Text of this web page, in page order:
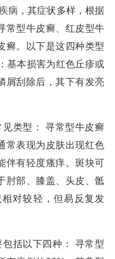
病，其症状多样，根据
常型牛皮癣、红皮型牛
癣。以下是这四种类型
基本损害为红色丘疹或
屑刮除后，其下有发亮
类型： 寻常型牛皮癣
常表现为皮肤出现红色
伴有轻度瘙痒。斑块可
肘部、膝盖、头皮、骶
对较轻，但易反复发
括以下四种： 寻常型